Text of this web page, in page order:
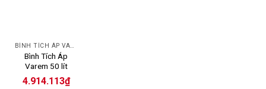
Bình Tích Áp
Varem 50 lít
4.914.113₫